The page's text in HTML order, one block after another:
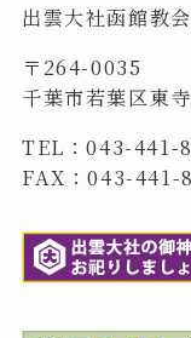
出雲大社函館教
〒264-0035
千葉市若葉区東
TEL：043-441-
FAX：043-441-